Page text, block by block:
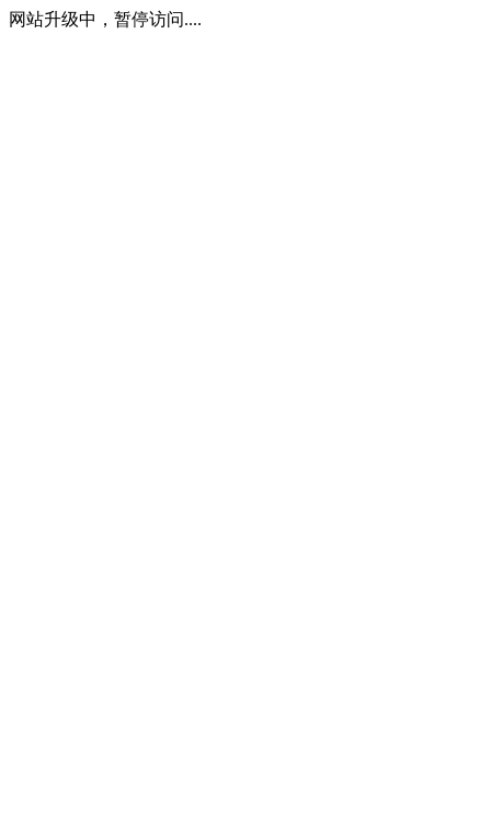
网站升级中，暂停访问....